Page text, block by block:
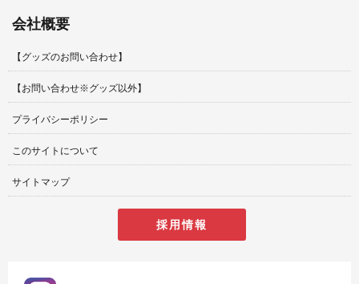
会社概要
【グッズのお問い合わせ】
【お問い合わせ※グッズ以外】
プライバシーポリシー
このサイトについて
サイトマップ
採用情報